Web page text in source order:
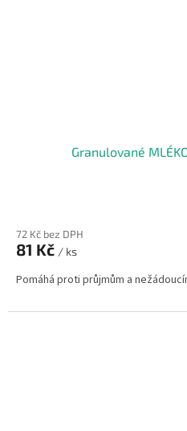
Granulované
72 Kč bez DPH
81 Kč / ks
Pomáhá proti průjmům a